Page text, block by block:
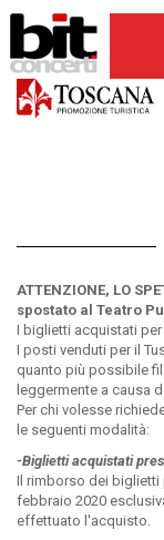
ATTENZIONE, LO
spostato al Teatro
I biglietti acquistati
I posti venduti per il
quanto più possibile
leggermente a causa
Per chi volesse
le seguenti modalità:
-Biglietti acquistati
Il rimborso dei biglietti
febbraio 2020
effettuato l'acquisto.